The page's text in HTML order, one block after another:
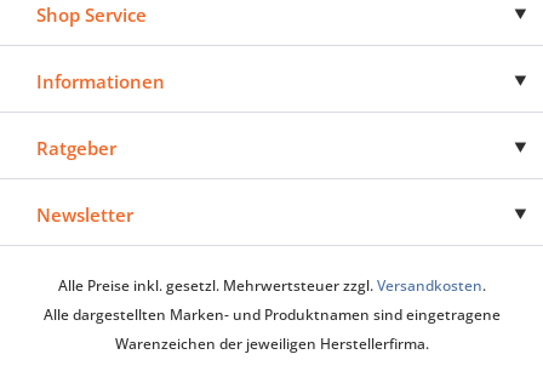
Shop Service
Informationen
Ratgeber
Newsletter
Alle Preise inkl. gesetzl. Mehrwertsteuer zzgl.Versandkosten.
Alle dargestellten Marken- und Produktnamen sind eingetragene
Warenzeichen der jeweiligen Herstellerfirma.